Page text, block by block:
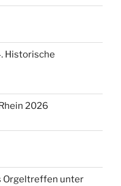
Historische
2026
Orgeltreffen unter